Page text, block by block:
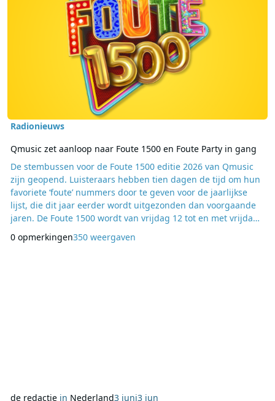
Radionieuws
Qmusic zet aanloop naar Foute 1500 en Foute Party in gang
De stembussen voor de Foute 1500 editie 2026 van Qmusic
zijn geopend. Luisteraars hebben tien dagen de tijd om hun
favoriete ‘foute’ nummers door te geven voor de jaarlijkse
lijst, die dit jaar eerder wordt uitgezonden dan voorgaande
jaren. De Foute 1500 wordt van vrijdag 12 tot en met vrijdag
die op zaterdag 20 juni plaatsvindt in het Philips Stadion in
0 opmerkingen350 weergaven
de redactiein Nederland3 juni3 jun